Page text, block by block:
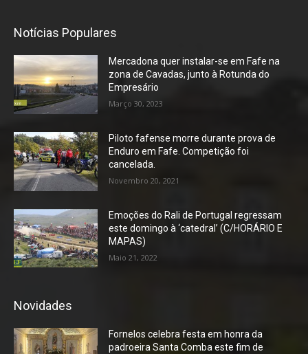
Notícias Populares
Mercadona quer instalar-se em Fafe na
zona de Cavadas, junto à Rotunda do
Empresário
Março 30, 2023
Piloto fafense morre durante prova de
Enduro em Fafe. Competição foi
cancelada.
Novembro 20, 2021
Emoções do Rali de Portugal regressam
este domingo à ‘catedral’ (C/HORÁRIO E
MAPAS)
Maio 21, 2022
Novidades
Fornelos celebra festa em honra da
padroeira Santa Comba este fim de